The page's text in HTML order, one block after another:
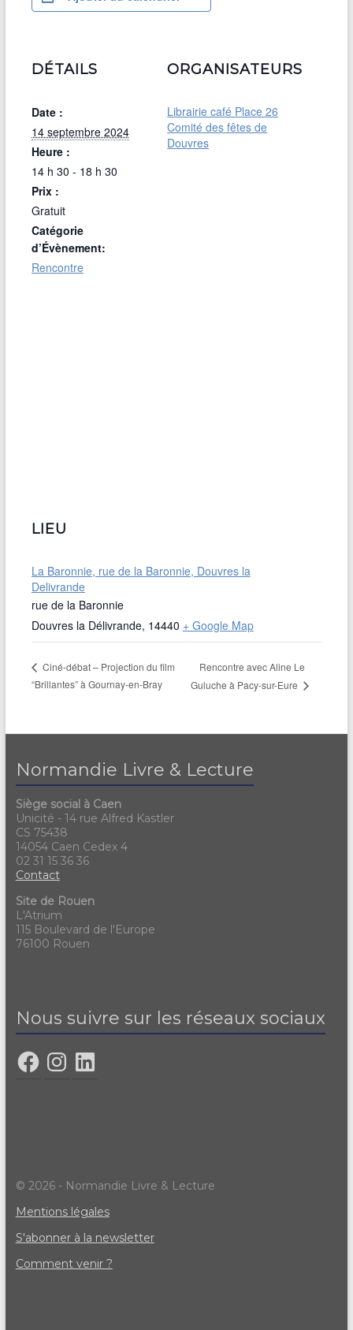
DÉTAILS
Date :
14 septembre 2024
Heure :
14 h 30 - 18 h 30
Prix :
Gratuit
Catégorie
d’Évènement:
Rencontre
ORGANISATEURS
Librairie café Place 26
Comité des fêtes de
Douvres
LIEU
La Baronnie, rue de la Baronnie, Douvres la
Delivrande
rue de la Baronnie
Douvres la Délivrande, 14440 + Google Map
Ciné-débat – Projection du film
“Brillantes” à Gournay-en-Bray
Rencontre avec Aline Le
Guluche à Pacy-sur-Eure
Normandie Livre & Lecture
Siège social à Caen
Unicité - 14 rue Alfred Kastler
CS 75438
14054 Caen Cedex 4
02 31 15 36 36
Contact
Site de Rouen
L'Atrium
115 Boulevard de l'Europe
76100 Rouen
Nous suivre sur les réseaux sociaux
© 2026 - Normandie Livre & Lecture
Mentions légales
S'abonner à la newsletter
Comment venir ?